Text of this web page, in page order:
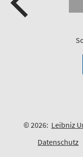
© 2026: Leibniz
Datenschutz